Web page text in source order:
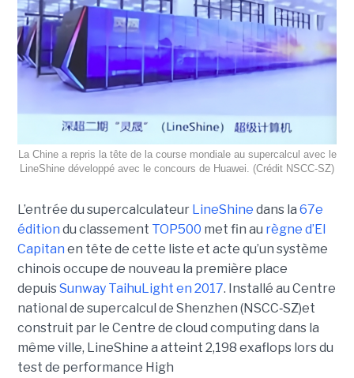
La Chine a repris la tête de la course mondiale au supercalcul avec le
LineShine développé avec le concours de Huawei. (Crédit NSCC‑SZ)
L’entrée du supercalculateur LineShine dans la 67e
édition du classement TOP500 met fin au règne d’El
Capitan en tête de cette liste et acte qu’un système
chinois occupe de nouveau la première place
depuisSunway TaihuLight en 2017. Installé au Centre
national de supercalcul de Shenzhen (NSCC‑SZ)et
construit par le Centre de cloud computing dans la
même ville, LineShine a atteint 2,198 exaflops lors du
test de performance High